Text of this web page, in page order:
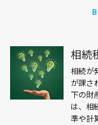
相続
相続が
が課さ
下の財
は、相
準や計